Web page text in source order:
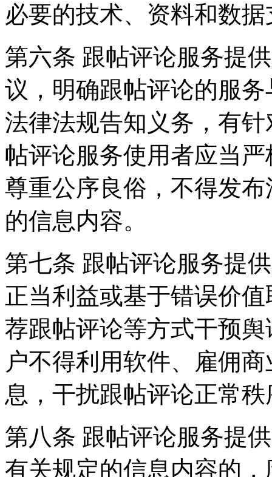
必要的技术、资料和数
第六条 跟帖评论服务提
议，明确跟帖评论的服
法律法规告知义务，有
帖评论服务使用者应当
尊重公序良俗，不得发
的信息内容。
第七条 跟帖评论服务提
正当利益或基于错误价
荐跟帖评论等方式干预
户不得利用软件、雇佣
息，干扰跟帖评论正常
第八条 跟帖评论服务提
有关规定的信息内容的